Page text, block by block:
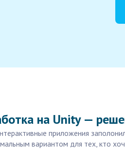
на Unity —
приложения
вариантом для тех, кто